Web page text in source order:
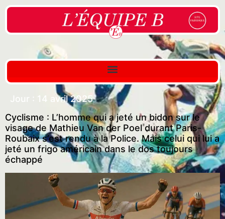
Jour : 14 avril 2025
Cyclisme : L’homme qui a jeté un bidon sur le
visage de Mathieu Van der Poel durant Paris-
Roubaix s’est rendu à la Police. Mais celui qui lui a
jeté un frigo américain dans le dos toujours
échappé